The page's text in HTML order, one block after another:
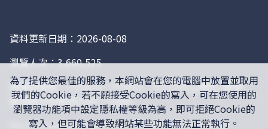
資料更新日期：2026-08-08
瀏覽人次：3,660,525
建議瀏覽器：Chrome，Firefox，IE10.0以上版本 (螢幕
最佳顯示效果為1920 * 1280)
This site is protected by reCAPTCHA, and the GooglePrivacy
為了提供您最佳的服務，本網站會在您的電腦中放置並取用
我們的Cookie，若不願接受Cookie的寫入，可在您使用的
瀏覽器功能項中設定隱私權等級為高，即可拒絕Cookie的
寫入，但可能會導致網站某些功能無法正常執行。